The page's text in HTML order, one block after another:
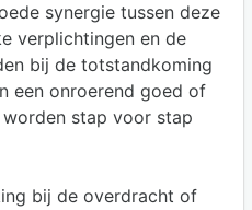
synergie tussen deze
verplichtingen en de
bij de totstandkoming
een onroerend goed of
stap voor stap
bij de overdracht of